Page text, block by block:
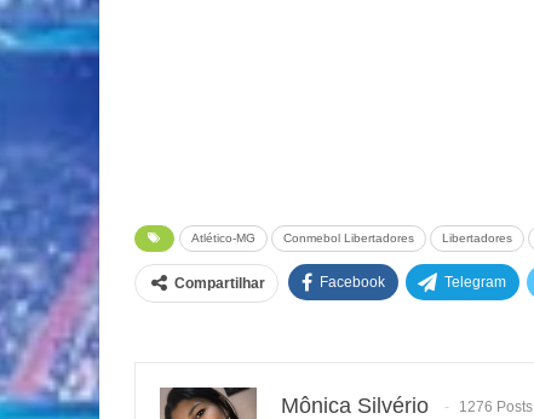
Atlético-MG Conmebol Libertadores Libertadores
Compartilhar Facebook Telegram
Mônica Silvério 1276 Posts